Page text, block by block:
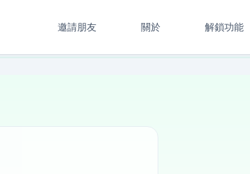
邀請朋友 關於 解鎖功能